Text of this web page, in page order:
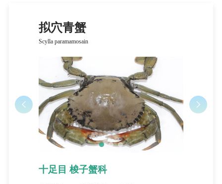
拟穴青蟹
Scylla paramamosain
十足目 梭子蟹科